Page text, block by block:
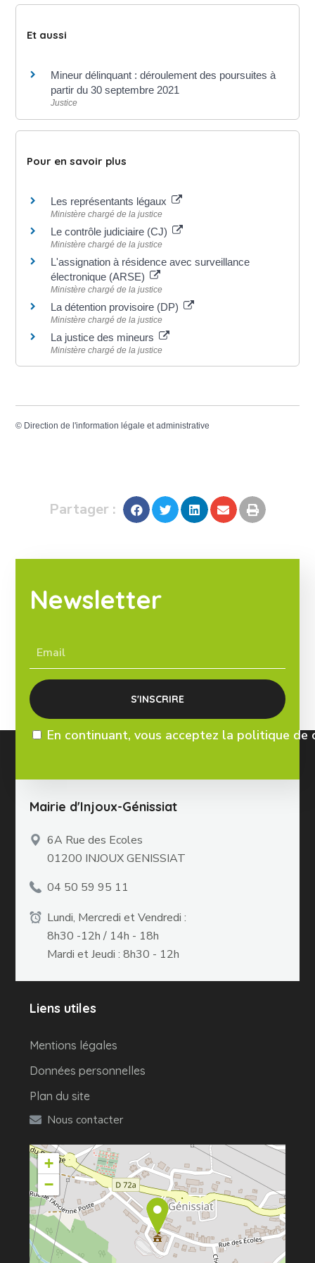
Et aussi
Mineur délinquant : déroulement des poursuites à
partir du 30 septembre 2021
Justice
Pour en savoir plus
Les représentants légaux
Ministère chargé de la justice
Le contrôle judiciaire (CJ)
Ministère chargé de la justice
L'assignation à résidence avec surveillance
électronique (ARSE)
Ministère chargé de la justice
La détention provisoire (DP)
Ministère chargé de la justice
La justice des mineurs
Ministère chargé de la justice
© Direction de l'information légale et administrative
Partager :
Newsletter
En continuant, vous acceptez la politique
Mairie d'Injoux-Génissiat
6A Rue des Ecoles
01200 INJOUX GENISSIAT
04 50 59 95 11
Lundi, Mercredi et Vendredi :
8h30 -12h / 14h - 18h
Mardi et Jeudi : 8h30 - 12h
Liens utiles
Mentions légales
Données personnelles
Plan du site
Nous contacter
+
−